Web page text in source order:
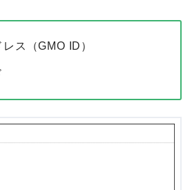
ス（GMO ID）